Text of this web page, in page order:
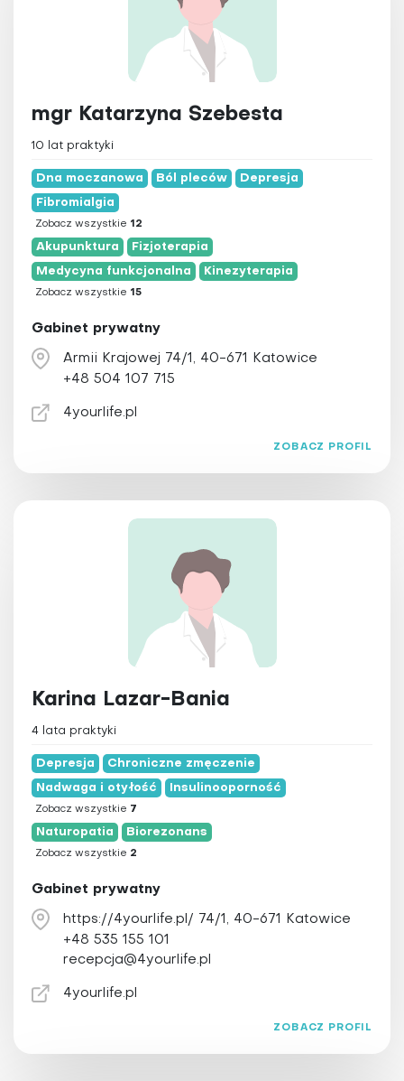
mgr Katarzyna Szebesta
10 lat praktyki
Dna moczanowa Ból pleców Depresja
Fibromialgia
Zobacz wszystkie 12
Akupunktura Fizjoterapia
Medycyna funkcjonalna Kinezyterapia
Zobacz wszystkie 15
Gabinet prywatny
Armii Krajowej 74/1, 40-671 Katowice
+48 504 107 715
4yourlife.pl
ZOBACZ PROFIL
Karina Lazar-Bania
4 lata praktyki
Depresja Chroniczne zmęczenie
Nadwaga i otyłość Insulinooporność
Zobacz wszystkie 7
Naturopatia Biorezonans
Zobacz wszystkie 2
Gabinet prywatny
https://4yourlife.pl/ 74/1, 40-671 Katowice
+48 535 155 101
recepcja@4yourlife.pl
4yourlife.pl
ZOBACZ PROFIL